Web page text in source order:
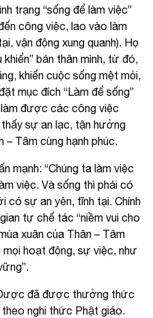
trạng “sống để làm việc”
công việc, lao vào làm
vận động xung quanh). Họ
bản thân mình, từ đó,
khiến cuộc sống mệt mỏi,
mục đích “Làm để sống”
được các công việc
sự an lạc, tận hưởng
– Tâm cùng hạnh phúc.
mạnh: “Chúng ta làm việc
việc. Và sống thì phải có
có sự an yên, tĩnh tại. Chính
tự chế tác “niềm vui cho
xuân của Thân – Tâm
mọi hoạt động, sự việc, như
đã được thưởng thức
nghi thức Phật giáo.